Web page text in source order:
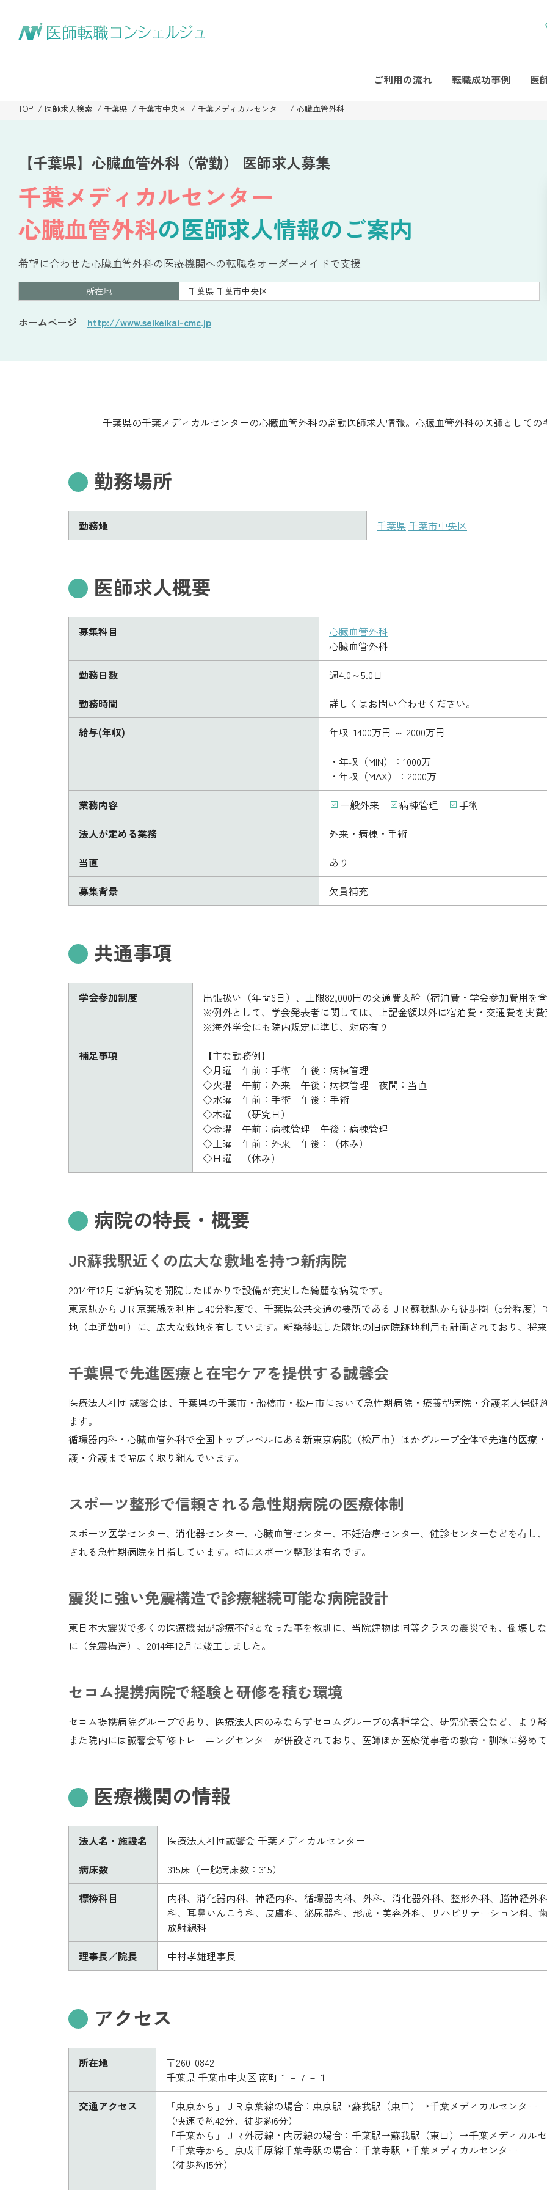
ご利用の流れ 転職成功事例 医
TOP 医師求人検索 千葉県 千葉市中央区 千葉メディカルセンター 心臓血管外科
【千葉県】心臓血管外科（常勤） 医師求人募集
千葉メディカルセンター
心臓血管外科の医師求人情報のご案内
希望に合わせた心臓血管外科の医療機関への転職をオーダーメイドで支援
所在地 千葉県 千葉市中央区
ホームページ http://www.seikeikai-cmc.jp
千葉県の千葉メディカルセンターの心臓血管外科の常勤医師求人情報。心臓血管外科の医師としての
勤務場所
勤務地 千葉県 千葉市中央区
医師求人概要
募集科目
心臓血管外科
心臓血管外科
勤務日数
週4.0～5.0日
勤務時間
詳しくはお問い合わせください。
給与(年収)
年収 1400万円 ～ 2000万円
・年収（MIN）：1000万
・年収（MAX）：2000万
業務内容
一般外来 病棟管理
手術
法人が定める業務
外来・病棟・手術
当直
あり
募集背景
欠員補充
共通事項
学会参加制度
出張扱い（年間6日）、上限82,000円の交通費支給（宿泊費・学会参加費用を含
※例外として、学会発表者に関しては、上記金額以外に宿泊費・交通費を実
※海外学会にも院内規定に準じ、対応有り
補足事項
【主な勤務例】
◇月曜 午前：手術 午後：病棟管理
◇火曜 午前：外来 午後：病棟管理 夜間：当直
◇水曜 午前：手術 午後：手術
◇木曜 （研究日）
◇金曜 午前：病棟管理 午後：病棟管理
◇土曜 午前：外来 午後：（休み）
◇日曜 （休み）
病院の特長・概要
JR蘇我駅近くの広大な敷地を持つ新病院
2014年12月に新病院を開院したばかりで設備が充実した綺麗な病院です。
東京駅からＪＲ京葉線を利用し40分程度で、千葉県公共交通の要所であるＪＲ蘇我駅から徒歩圏（5分程度
地（車通勤可）に、広大な敷地を有しています。新築移転した隣地の旧病院跡地利用も計画されており、将
千葉県で先進医療と在宅ケアを提供する誠馨会
医療法人社団 誠馨会は、千葉県の千葉市・船橋市・松戸市において急性期病院・療養型病院・介護老人保健
ます。
循環器内科・心臓血管外科で全国トップレベルにある新東京病院（松戸市）ほかグループ全体で先進的医療
護・介護まで幅広く取り組んでいます。
スポーツ整形で信頼される急性期病院の医療体制
スポーツ医学センター、消化器センター、心臓血管センター、不妊治療センター、健診センターなどを有し
される急性期病院を目指しています。特にスポーツ整形は有名です。
震災に強い免震構造で診療継続可能な病院設計
東日本大震災で多くの医療機関が診療不能となった事を教訓に、当院建物は同等クラスの震災でも、倒壊し
に（免震構造）、2014年12月に竣工しました。
セコム提携病院で経験と研修を積む環境
セコム提携病院グループであり、医療法人内のみならずセコムグループの各種学会、研究発表会など、より経
また院内には誠馨会研修トレーニングセンターが併設されており、医師ほか医療従事者の教育・訓練に努めて
医療機関の情報
法人名・施設名
医療法人社団誠馨会 千葉メディカルセンター
病床数
315床（一般病床数：315）
標榜科目
内科、消化器内科、神経内科、循環器内科、外科、消化器外科、整形外科、脳神経外
科、耳鼻いんこう科、皮膚科、泌尿器科、形成・美容外科、リハビリテーション科、
放射線科
理事長／院長
中村孝雄理事長
アクセス
所在地
〒260-0842
千葉県 千葉市中央区 南町１－７－１
交通アクセス
「東京から」ＪＲ京葉線の場合：東京駅→蘇我駅（東口）→千葉メディカルセンター
（快速で約42分、徒歩約6分）
「千葉から」ＪＲ外房線・内房線の場合：千葉駅→蘇我駅（東口）→千葉メディカルセ
「千葉寺から」京成千原線千葉寺駅の場合：千葉寺駅→千葉メディカルセンター
（徒歩約15分）